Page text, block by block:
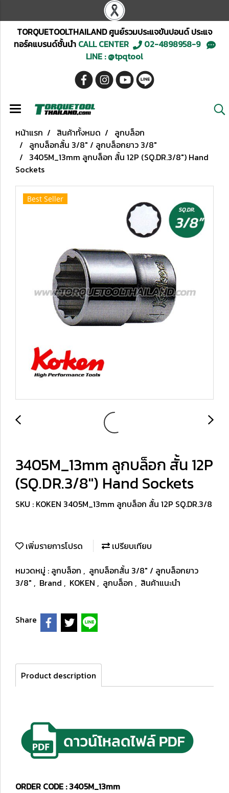
TORQUETOOLTHAILAND ศูนย์รวมประแจขันปอนด์ ประแจ
ทอร์คแบรนด์ชั้นนำCALL CENTER
02-4898958-9
LINE : @tpqtool
หน้าแรก สินค้าทั้งหมด
ลูกบล็อก
ลูกบล็อกสั้น 3/8" / ลูกบล็อกยาว 3/8"
3405M_13mm ลูกบล็อก สั้น 12P (SQ.DR.3/8") Hand
Sockets
Best Seller
3405M_13mm ลูกบล็อก สั้น 12P
(SQ.DR.3/8") Hand Sockets
SKU : KOKEN 3405M_13mm ลูกบล็อก สั้น 12P SQ.DR.3/8
เพิ่มรายการโปรด
เปรียบเทียบ
หมวดหมู่ : ลูกบล็อก , ลูกบล็อกสั้น 3/8" / ลูกบล็อกยาว
3/8" , Brand , KOKEN , ลูกบล็อก , สินค้าแนะนำ
Share
Product description
ORDER CODE : 3405M_13mm